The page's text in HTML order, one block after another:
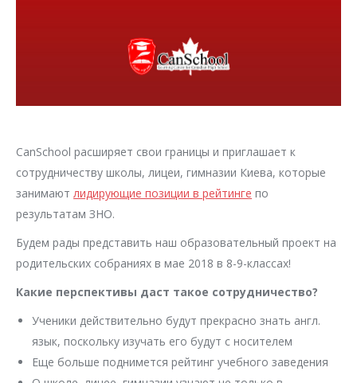
CanSchool расширяет свои границы и приглашает к
сотрудничеству школы, лицеи, гимназии Киева, которые
занимают лидирующие позиции в рейтинге по
результатам ЗНО.
Будем рады представить наш образовательный проект на
родительских собраниях в мае 2018 в 8-9-классах!
Какие перспективы даст такое сотрудничество?
Ученики действительно будут прекрасно знать англ.
язык, поскольку изучать его будут с носителем
Еще больше поднимется рейтинг учебного заведения